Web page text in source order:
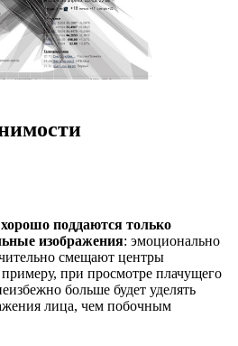
поддаются только
изображения: эмоционально
смещают центры
при просмотре плачущего
больше будет уделять
лица, чем побочным